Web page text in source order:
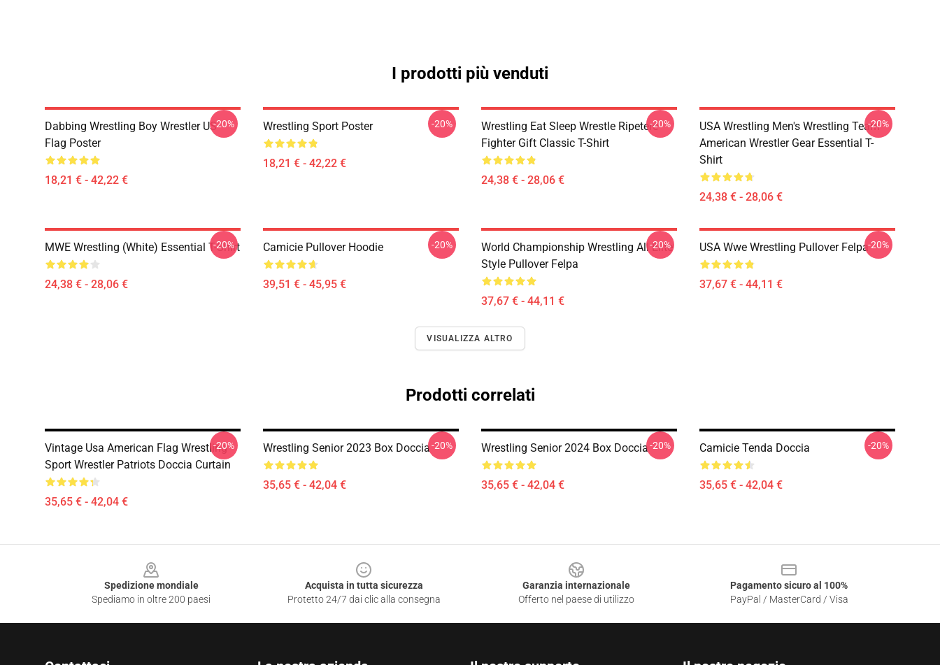
I prodotti più venduti
Dabbing Wrestling Boy Wrestler US
Flag Poster
18,21 € - 42,22 €
-20% Wrestling Sport Poster
18,21 € - 42,22 €
-20%
Wrestling Eat Sleep Wrestle Ripetere
Fighter Gift Classic T-Shirt
24,38 € - 28,06 €
-20%
USA Wrestling Men's Wrestling Team
American Wrestler Gear Essential T-
Shirt
24,38 € - 28,06 €
-20%
MWE Wrestling (White) Essential T-Shirt
24,38 € - 28,06 €
-20% Camicie Pullover Hoodie
39,51 € - 45,95 €
-20%
World Championship Wrestling All Elite
Style Pullover Felpa
37,67 € - 44,11 €
-20% USA Wwe Wrestling Pullover Felpa
37,67 € - 44,11 €
-20%
VISUALIZZA ALTRO
Prodotti correlati
Vintage Usa American Flag Wrestling
Sport Wrestler Patriots Doccia Curtain
35,65 € - 42,04 €
-20% Wrestling Senior 2023 Box Doccia
35,65 € - 42,04 €
-20% Wrestling Senior 2024 Box Doccia
35,65 € - 42,04 €
-20% Camicie Tenda Doccia
35,65 € - 42,04 €
-20%
Spedizione mondiale
Spediamo in oltre 200 paesi
Acquista in tutta sicurezza
Protetto 24/7 dai clic alla consegna
Garanzia internazionale
Offerto nel paese di utilizzo
Pagamento sicuro al 100%
PayPal / MasterCard / Visa